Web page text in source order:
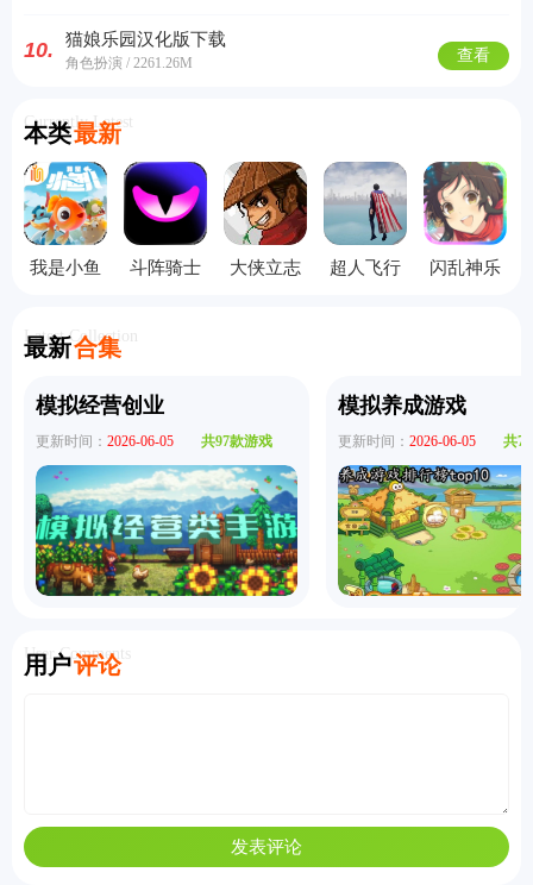
10. 猫娘乐园汉化版下载
角色扮演 / 2261.26M 查看
本类最新
Currently Latest
我是小鱼
斗阵骑士
大侠立志
超人飞行
闪乱神乐
最新合集
Latest Collection
模拟经营创业
更新时间： 2026-06-05 共97款游戏
模拟养成游戏
更新时间： 2026-06-05 共
用户评论
User Comments